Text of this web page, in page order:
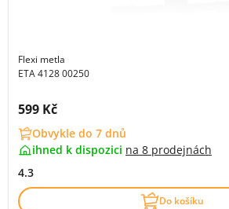
Flexi metla
ETA 4128 00250
Cena s DPH:
599 Kč
Obvykle do 7 dnů
ihned k dispozici na 8 prodejnách
4.3
Do košíku